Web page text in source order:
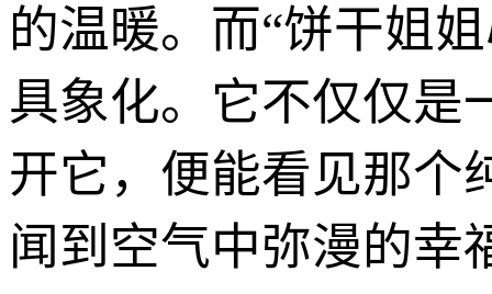
的温暖。而“饼干姐
具象化。它不仅仅是
开它，便能看见那个
闻到空气中弥漫的幸